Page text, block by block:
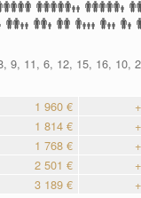
9, 11, 6, 12, 15, 16, 10,
1 960 €
1 814 €
1 768 €
2 501 €
3 189 €